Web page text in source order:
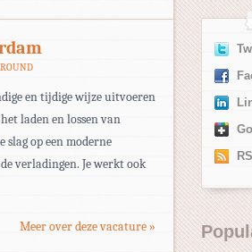
en tijdige wijze uitvoeren
laden en lossen van
slag op een moderne
verladingen. Je werkt ook
Meer over deze vacature »